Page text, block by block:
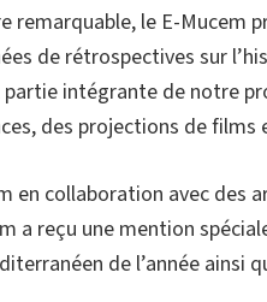
remarquable, le E-Mucem
de rétrospectives sur
intégrante de notre
des projections de
en collaboration avec
reçu une mention
de l’année ainsi